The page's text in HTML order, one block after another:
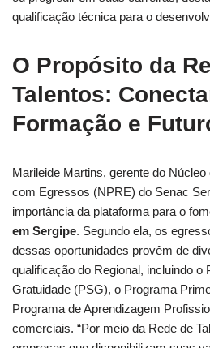
qualificação técnica para o
O Propósito da
Talentos:
Formação e
Marileide Martins, gerente do
com Egressos (NPRE) do Senac
importância da plataforma para o
em Sergipe. Segundo ela, os
dessas oportunidades provêm de
qualificação do Regional, incluindo o
Gratuidade (PSG), o Programa
Programa de Aprendizagem
comerciais. “Por meio da Rede de